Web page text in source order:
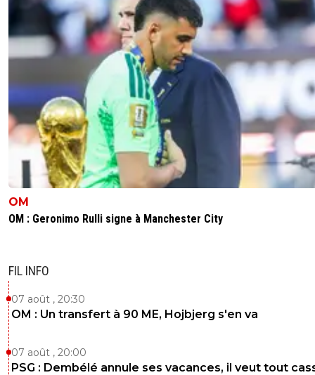
OM
OM : Geronimo Rulli signe à Manchester City
FIL INFO
07 août , 20:30
OM : Un transfert à 90 ME, Hojbjerg s'en va
07 août , 20:00
PSG : Dembélé annule ses vacances, il veut tout